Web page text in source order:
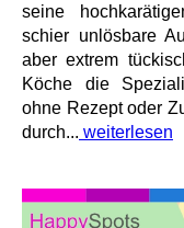
seine
schier unlösbare
aber extrem
Köche die
ohne Rezept oder
durch... weiterlesen